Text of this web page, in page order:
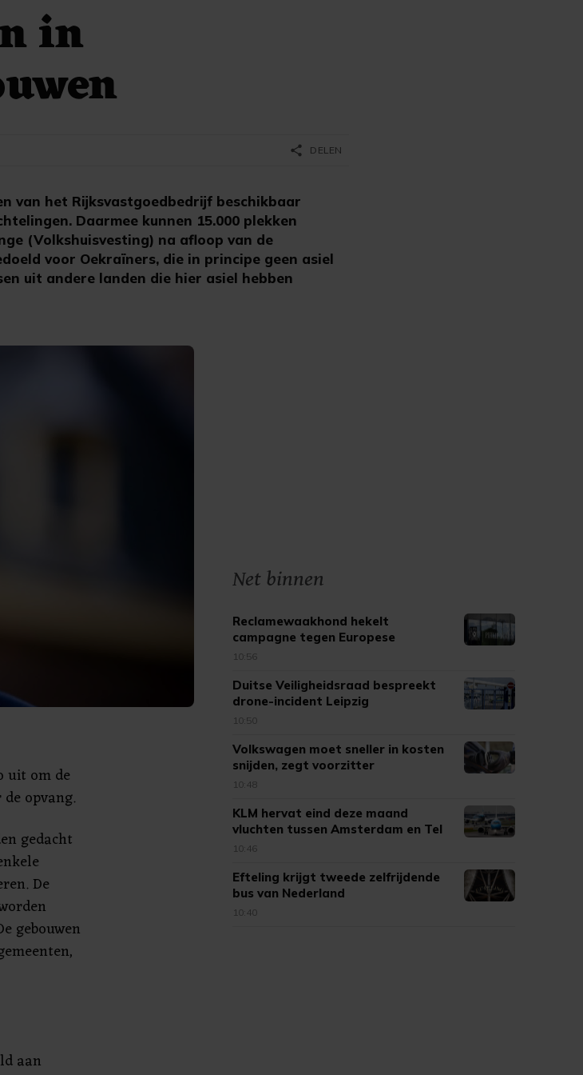
in
van het Rijksvastgoedbedrijf beschikbaar
Daarmee kunnen 15.000 plekken
(Volkshuisvesting) na afloop van de
voor Oekraïners, die in principe geen asiel
uit andere landen die hier asiel hebben
share DELEN
uit om de
opvang.
gedacht
De
gebouwen
aan
Net binnen
Reclamewaakhond hekelt
campagne tegen Europese
tabaksregels
10:56
Duitse Veiligheidsraad bespreekt
drone-incident Leipzig
10:50
Volkswagen moet sneller in kosten
snijden, zegt voorzitter
10:48
KLM hervat eind deze maand
vluchten tussen Amsterdam en Tel
Aviv
10:46
Efteling krijgt tweede zelfrijdende
bus van Nederland
10:40